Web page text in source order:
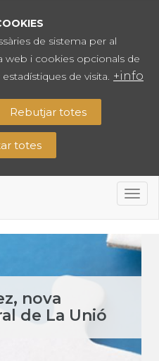
de sistema per al
web i cookies opcionals de
de visita. +info
Rebutjar totes
totes
nova
de La Unió